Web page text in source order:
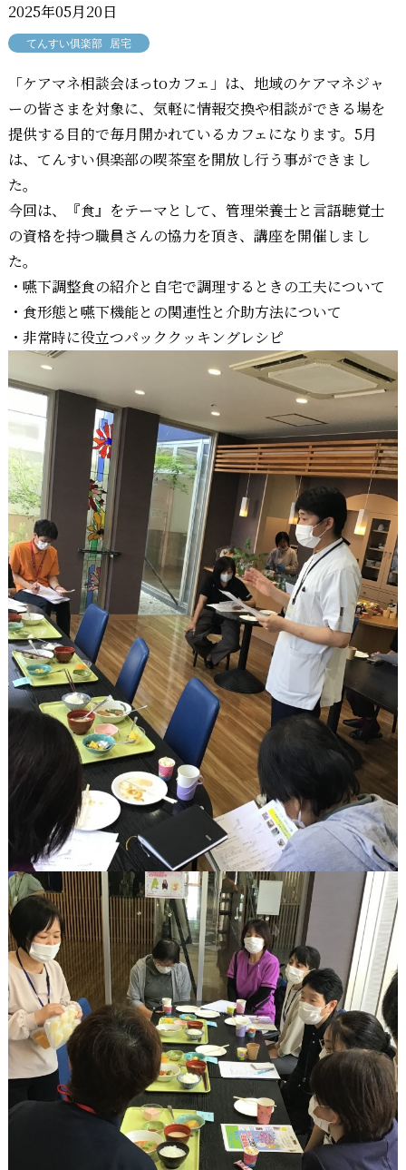
2025年05月20日
てんすい俱楽部 居宅
「ケアマネ相談会ほっtoカフェ」は、地域のケアマネジャ
ーの皆さまを対象に、気軽に情報交換や相談ができる場を
提供する目的で毎月開かれているカフェになります。5月
は、てんすい倶楽部の喫茶室を開放し行う事ができまし
た。
今回は、『食』をテーマとして、管理栄養士と言語聴覚士
の資格を持つ職員さんの協力を頂き、講座を開催しまし
た。
・嚥下調整食の紹介と自宅で調理するときの工夫について
・食形態と嚥下機能との関連性と介助方法について
・非常時に役立つパッククッキングレシピ